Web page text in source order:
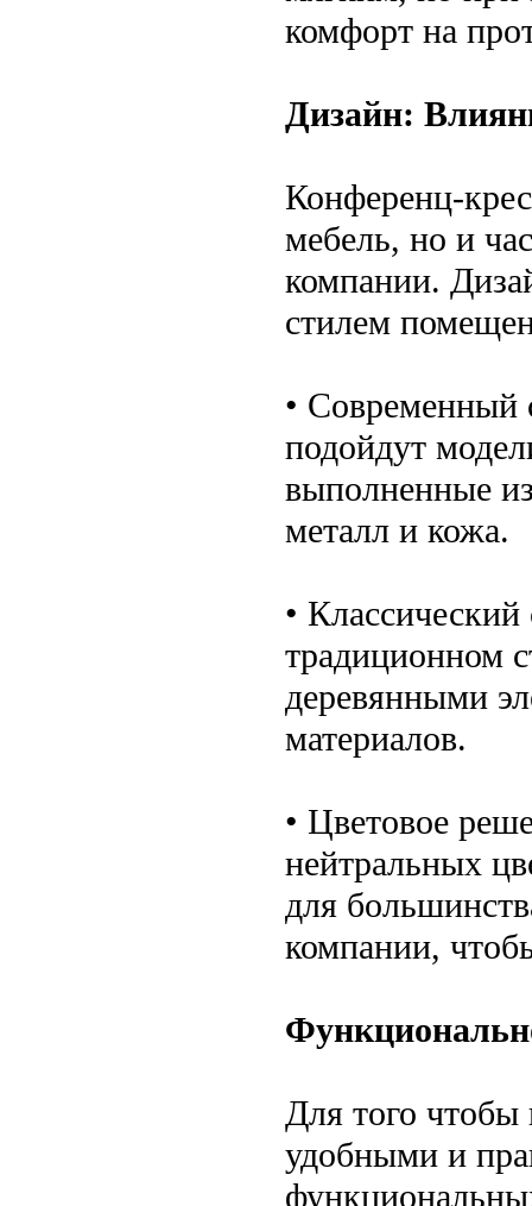
комфорт на
Дизайн:
Конференц-
мебель, но и
компании.
стилем
• Современный
подойдут
выполненные
металл и кожа.
•
традиционном
деревянными
материалов.
• Цветовое
нейтральных
для
компании,
Для того чтобы
удобными и